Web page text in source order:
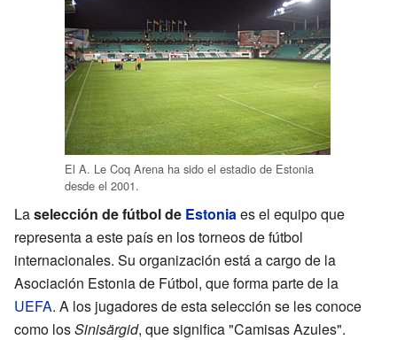
El A. Le Coq Arena ha sido el estadio de Estonia
desde el 2001.
Laselección de fútbol de Estoniaes el equipo que
representa a este país en los torneos de fútbol
internacionales. Su organización está a cargo de la
Asociación Estonia de Fútbol, que forma parte de la
UEFA. A los jugadores de esta selección se les conoce
como losSinisärgid, que significa "Camisas Azules".